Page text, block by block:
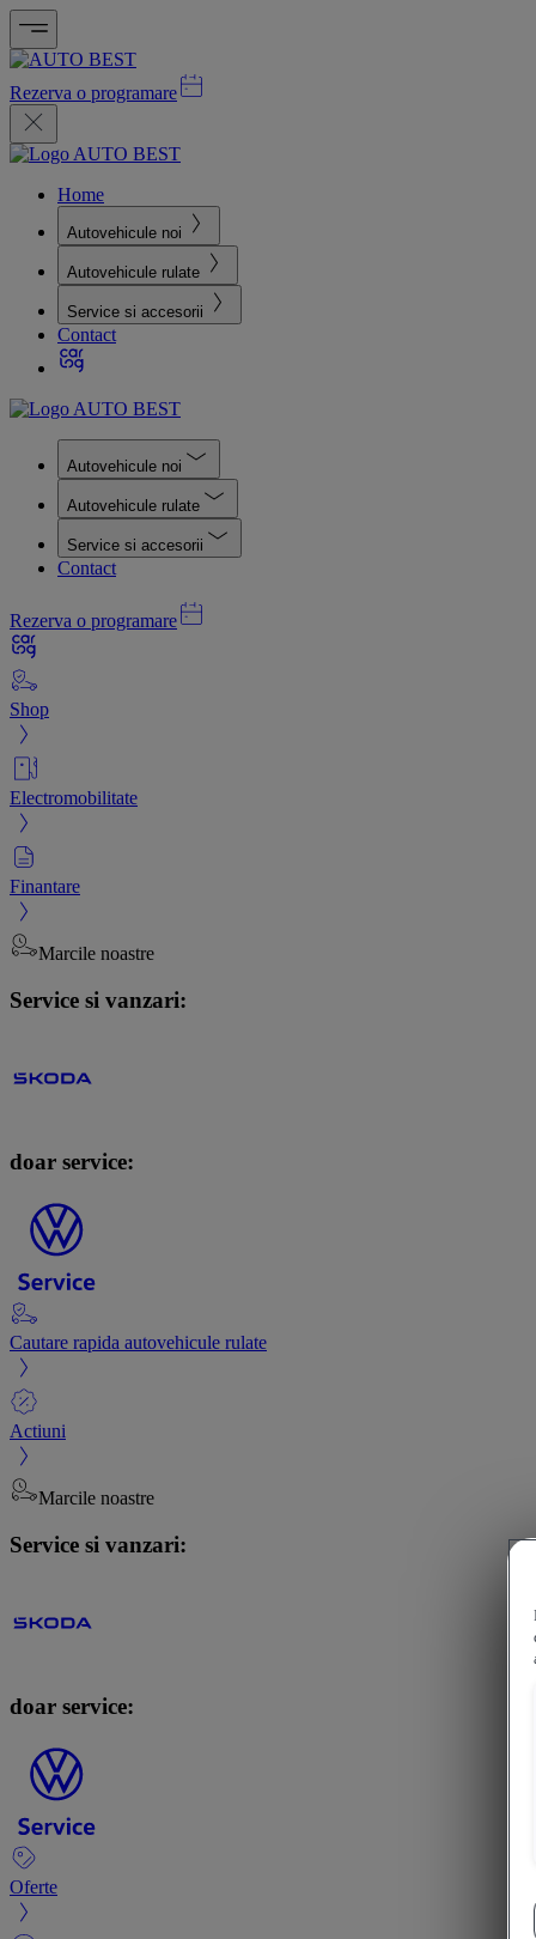
Rezerva o programare
Home
Autovehicule noi
Autovehicule rulate
Service si accesorii
Contact
Autovehicule noi
Autovehicule rulate
Service si accesorii
Contact
Rezerva o programare
Shop
Electromobilitate
Finantare
Marcile noastre
Service si vanzari:
doar service:
Cautare rapida autovehicule rulate
Actiuni
Marcile noastre
Service si vanzari:
doar service:
Oferte